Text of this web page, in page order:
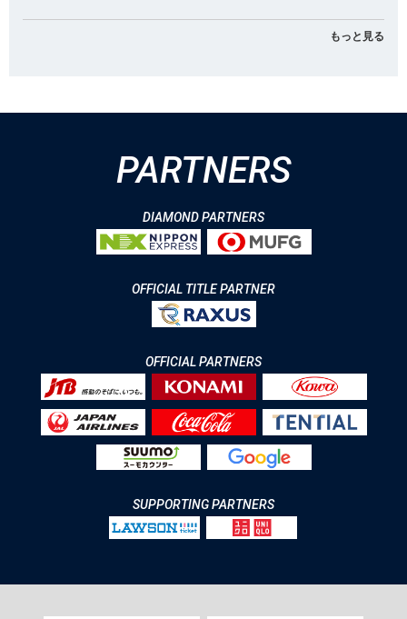
もっと見る
PARTNERS
DIAMOND PARTNERS
OFFICIAL TITLE PARTNER
OFFICIAL PARTNERS
SUPPORTING PARTNERS